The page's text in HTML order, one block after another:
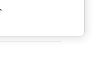
предложение